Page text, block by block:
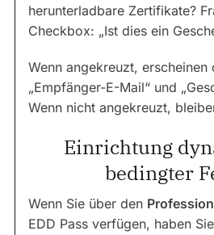
herunterladbare Zertifikate?
Checkbox: „Ist dies ein
Wenn angekreuzt, erscheinen
„Empfänger-E-Mail“ und
Wenn nicht angekreuzt,
Einrichtung
bedingter
Wenn Sie über den
EDD Pass verfügen, haben